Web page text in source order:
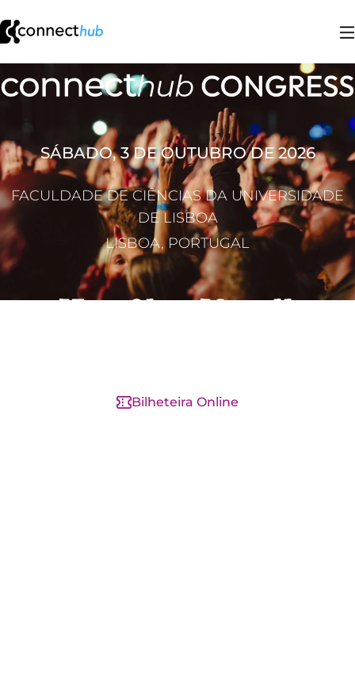
Connect Hub
SÁBADO, 3 DE OUTUBRO DE 2026
FACULDADE DE CIÊNCIAS DA UNIVERSIDADE
DE LISBOA
LISBOA, PORTUGAL
57 01 59 11
Bilheteira Online